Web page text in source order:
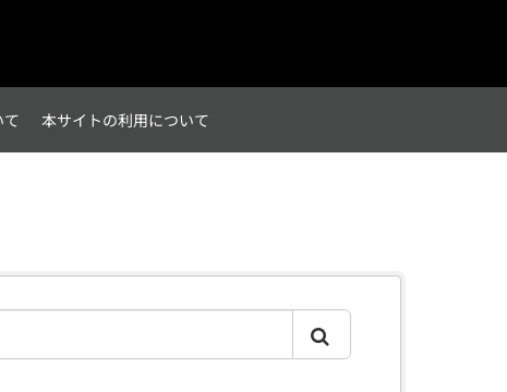
本サイトの利用について